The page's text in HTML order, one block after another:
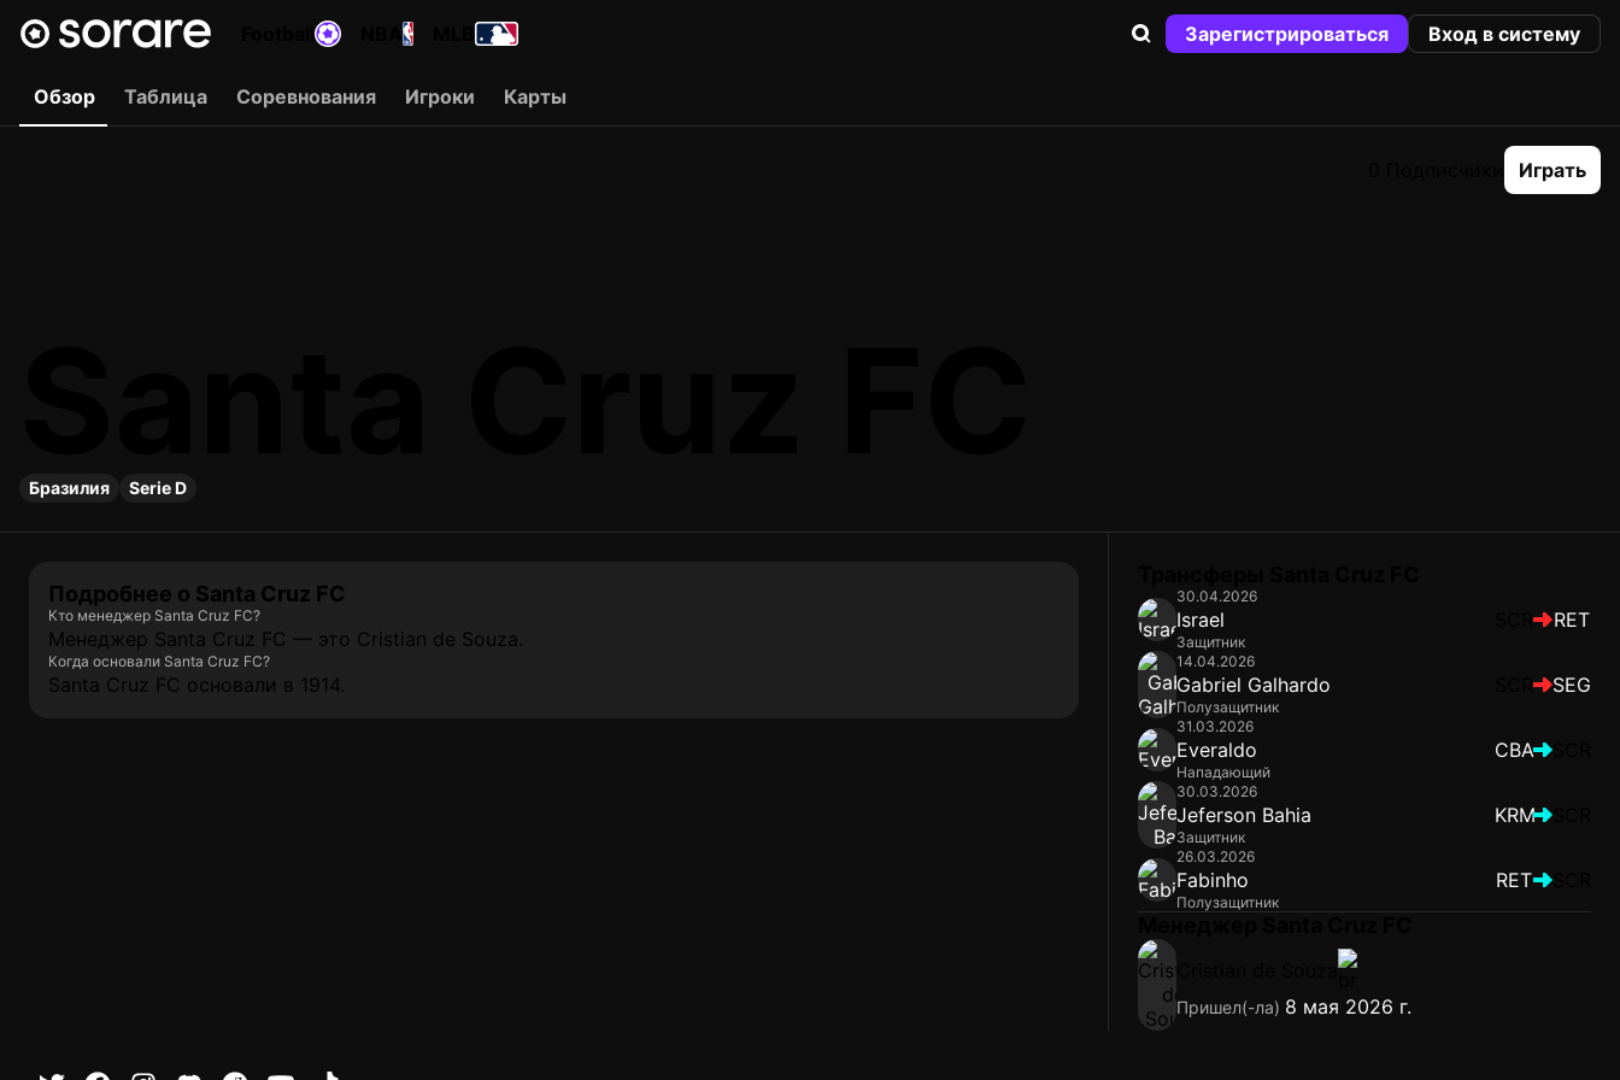
Зарегистрироваться Вход в систему
Обзор Таблица Соревнования Игроки Карты
Играть
Бразилия Serie D
Подробнее о Santa Cruz FC
Кто менеджер Santa Cruz FC?
Менеджер Santa Cruz FC — это Cristian de Souza.
Когда основали Santa Cruz FC?
Santa Cruz FC основали в 1914.
30.04.2026
Israel
Защитник
RET
14.04.2026
Gabriel Galhardo
Полузащитник
SEG
31.03.2026
Everaldo
Нападающий
CBA
30.03.2026
Jeferson Bahia
Защитник
KRM
26.03.2026
Fabinho
Полузащитник
RET
Пришел(-ла) 8 мая 2026 г.